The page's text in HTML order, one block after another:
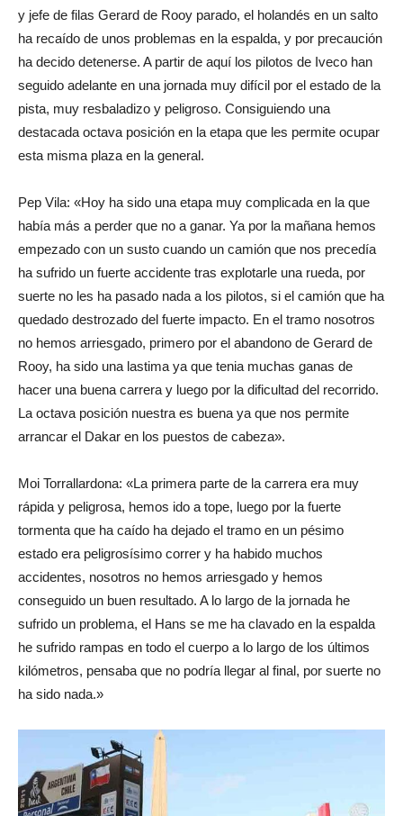
y jefe de filas Gerard de Rooy parado, el holandés en un salto
ha recaído de unos problemas en la espalda, y por precaución
ha decido detenerse. A partir de aquí los pilotos de Iveco han
seguido adelante en una jornada muy difícil por el estado de la
pista, muy resbaladizo y peligroso. Consiguiendo una
destacada octava posición en la etapa que les permite ocupar
esta misma plaza en la general.
Pep Vila: «Hoy ha sido una etapa muy complicada en la que
había más a perder que no a ganar. Ya por la mañana hemos
empezado con un susto cuando un camión que nos precedía
ha sufrido un fuerte accidente tras explotarle una rueda, por
suerte no les ha pasado nada a los pilotos, si el camión que ha
quedado destrozado del fuerte impacto. En el tramo nosotros
no hemos arriesgado, primero por el abandono de Gerard de
Rooy, ha sido una lastima ya que tenia muchas ganas de
hacer una buena carrera y luego por la dificultad del recorrido.
La octava posición nuestra es buena ya que nos permite
arrancar el Dakar en los puestos de cabeza».
Moi Torrallardona: «La primera parte de la carrera era muy
rápida y peligrosa, hemos ido a tope, luego por la fuerte
tormenta que ha caído ha dejado el tramo en un pésimo
estado era peligrosísimo correr y ha habido muchos
accidentes, nosotros no hemos arriesgado y hemos
conseguido un buen resultado. A lo largo de la jornada he
sufrido un problema, el Hans se me ha clavado en la espalda
he sufrido rampas en todo el cuerpo a lo largo de los últimos
kilómetros, pensaba que no podría llegar al final, por suerte no
ha sido nada.»